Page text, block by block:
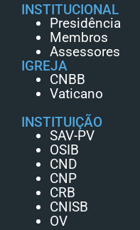
INSTITUCIONAL
Presidência
Membros
Assessores
IGREJA
CNBB
Vaticano
INSTITUIÇÃO
SAV-PV
OSIB
CND
CNP
CRB
CNISB
OV